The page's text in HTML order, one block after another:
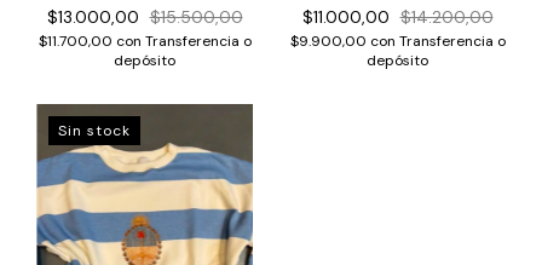
$13.000,00 $15.500,00
$11.700,00 con Transferencia o
depósito
$11.000,00 $14.200,00
$9.900,00 con Transferencia o
depósito
Sin stock